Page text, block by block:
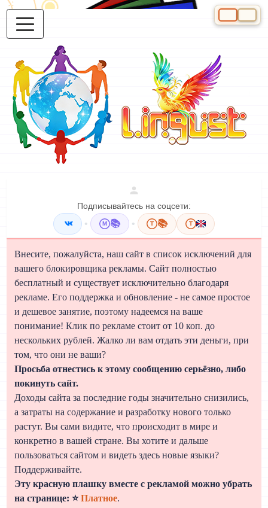
Подписывайтесь на соцсети:
• M 📚 • T 📚 T
Внесите, пожалуйста, наш сайт в список исключений для
вашего блокировщика рекламы. Сайт полностью
бесплатный и существует исключительно благодаря
рекламе. Его поддержка и обновление - не самое простое
и дешевое занятие, поэтому надеемся на ваше
понимание! Клик по рекламе стоит от 10 коп. до
нескольких рублей. Жалко ли вам отдать эти деньги, при
том, что они не ваши?
Просьба отнестись к этому сообщению серьёзно, либо
покинуть сайт.
Доходы сайта за последние годы значительно снизились,
а затраты на содержание и разработку нового только
растут. Вы сами видите, что происходит в мире и
конкретно в вашей стране. Вы хотите и дальше
пользоваться сайтом и видеть здесь новые языки?
Поддерживайте.
Эту красную плашку вместе с рекламой можно убрать
на странице: ⭐Платное.